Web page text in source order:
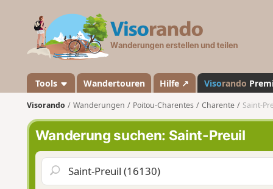
a
n
d
o
Tools Wandertouren Hilfe ↗ Visorando
Visorando Wanderungen Poitou-Charentes Charente Saint-
Wanderung suchen: Saint-Preuil